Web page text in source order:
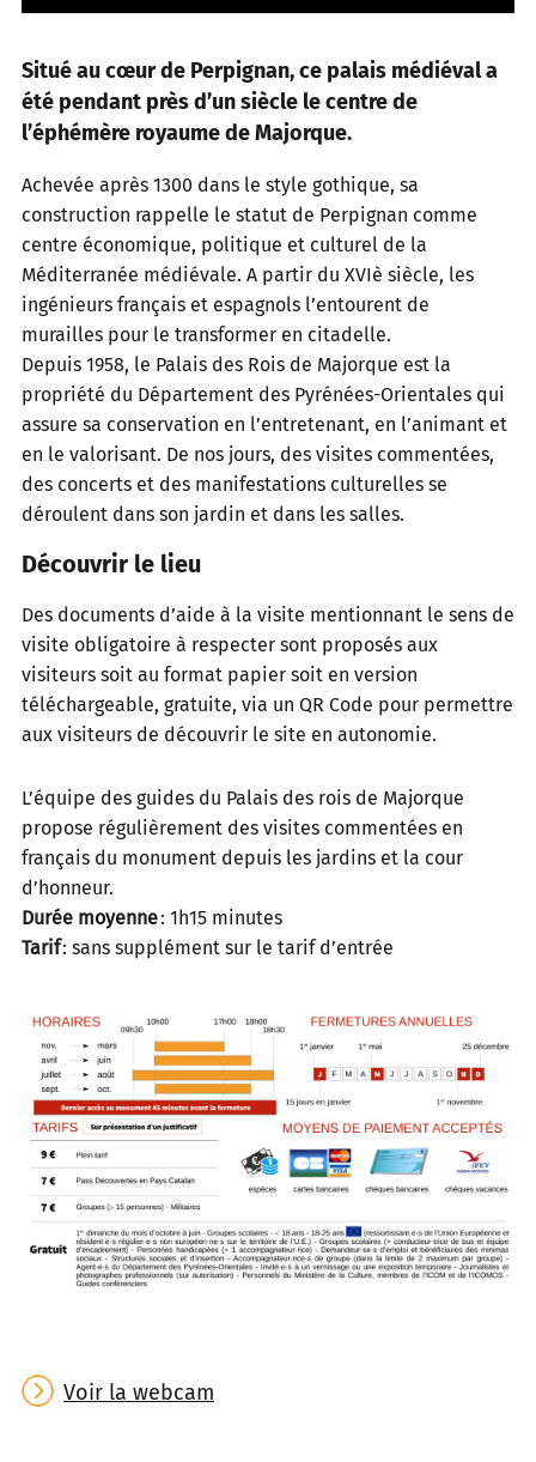
Situé au cœur de Perpignan, ce palais médiéval a
été pendant près d’un siècle le centre de
l’éphémère royaume de Majorque.
Achevée après 1300 dans le style gothique, sa
construction rappelle le statut de Perpignan comme
centre économique, politique et culturel de la
Méditerranée médiévale. A partir du XVIè siècle, les
ingénieurs français et espagnols l’entourent de
murailles pour le transformer en citadelle.
Depuis 1958, le Palais des Rois de Majorque est la
propriété du Département des Pyrénées-Orientales qui
assure sa conservation en l’entretenant, en l’animant et
en le valorisant. De nos jours, des visites commentées,
des concerts et des manifestations culturelles se
déroulent dans son jardin et dans les salles.
Découvrir le lieu
Des documents d’aide à la visite mentionnant le sens de
visite obligatoire à respecter sont proposés aux
visiteurs soit au format papier soit en version
téléchargeable, gratuite, via un QR Code pour permettre
aux visiteurs de découvrir le site en autonomie.
L’équipe des guides du Palais des rois de Majorque
propose régulièrement des visites commentées en
français du monument depuis les jardins et la cour
d’honneur.
Durée moyenne: 1h15 minutes
Tarif: sans supplément sur le tarif d’entrée
Voir la webcam